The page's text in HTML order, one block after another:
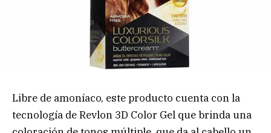
Libre de amoníaco, este producto cuenta con la
tecnología de Revlon 3D Color Gel que brinda una